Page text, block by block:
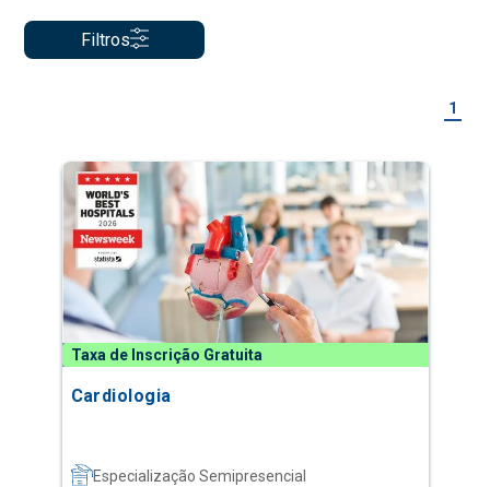
Filtros
1
Taxa de Inscrição Gratuita
Cardiologia
Especialização Semipresencial